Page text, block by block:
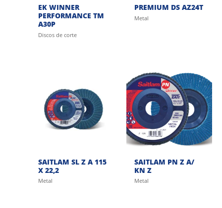
EK WINNER
PERFORMANCE TM
A30P
Discos de corte
PREMIUM DS AZ24T
Metal
SAITLAM SL Z A 115
X 22,2
Metal
SAITLAM PN Z A/
KN Z
Metal